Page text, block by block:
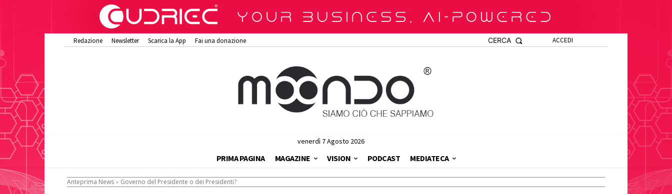
Redazione Newsletter Scarica la App Fai una donazione ACCEDI
CERCA
venerdì 7 Agosto 2026
PRIMA PAGINA MAGAZINE VISION PODCAST MEDIATECA
Anteprima News Governo del Presidente o dei Presidenti?